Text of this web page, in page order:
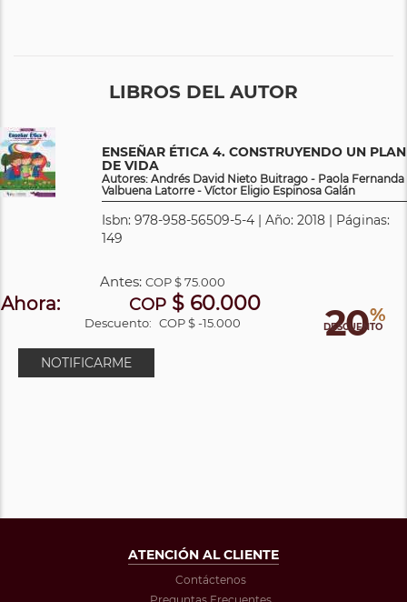
LIBROS DEL AUTOR
ENSEÑAR ÉTICA 4. CONSTRUYENDO UN PLAN
DE VIDA
Autores: Andrés David Nieto Buitrago - Paola Fernanda
Valbuena Latorre - Víctor Eligio Espinosa Galán
Isbn: 978-958-56509-5-4 | Año: 2018 | Páginas:
149
20%
DESCUENTO
Antes:COP$ 75.000
Ahora: COP$ 60.000
Descuento: COP $ -15.000
NOTIFICARME
ATENCIÓN AL CLIENTE
Contáctenos